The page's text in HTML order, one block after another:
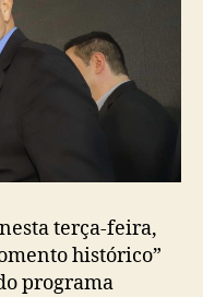
terça-feira,
histórico”
programa